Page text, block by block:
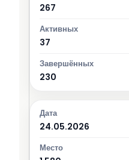
267
37
230
24.05.2026